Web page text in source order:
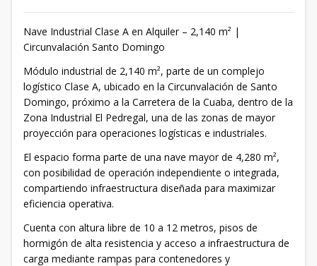
Nave Industrial Clase A en Alquiler – 2,140 m² |
Circunvalación Santo Domingo
Módulo industrial de 2,140 m², parte de un complejo
logístico Clase A, ubicado en la Circunvalación de Santo
Domingo, próximo a la Carretera de la Cuaba, dentro de la
Zona Industrial El Pedregal, una de las zonas de mayor
proyección para operaciones logísticas e industriales.
El espacio forma parte de una nave mayor de 4,280 m²,
con posibilidad de operación independiente o integrada,
compartiendo infraestructura diseñada para maximizar
eficiencia operativa.
Cuenta con altura libre de 10 a 12 metros, pisos de
hormigón de alta resistencia y acceso a infraestructura de
carga mediante rampas para contenedores y